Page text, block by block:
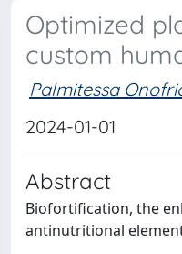
Optimized
custom
Palmitessa
2024-01-01
Abstract
Biofortification, the
antinutritional